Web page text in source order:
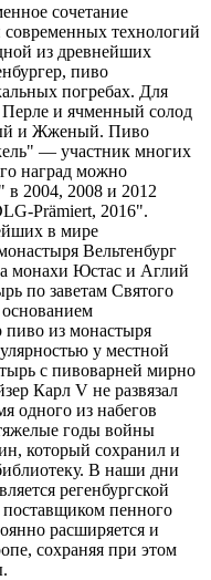
сочетание
современных технологий
из древнейших
пиво
погребах. Для
Перле и ячменный солод
и Жженый. Пиво
— участник многих
наград можно
2004, 2008 и 2012
Prämiert, 2016".
в мире
Вельтенбург
монахи Юстас и Аглий
по заветам Святого
из монастыря
у местной
с пивоварней мирно
Карл V не развязал
одного из набегов
годы войны
который сохранил и
В наши дни
регенбургской
пенного
расширяется и
сохраняя при этом